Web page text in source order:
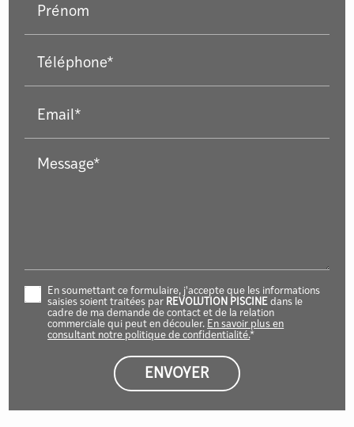
Prénom
Téléphone*
Email*
Message*
En soumettant ce formulaire, j'accepte que les informations
saisies soient traitées par REVOLUTION PISCINE dans le
cadre de ma demande de contact et de la relation
commerciale qui peut en découler. En savoir plus en
consultant notre politique de confidentialité.*